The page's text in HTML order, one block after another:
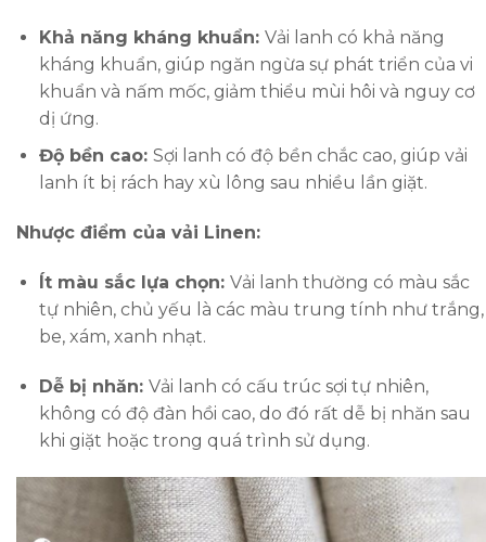
Khả năng kháng khuẩn: Vải lanh có khả năng
kháng khuẩn, giúp ngăn ngừa sự phát triển của vi
khuẩn và nấm mốc, giảm thiểu mùi hôi và nguy cơ
dị ứng.
Độ bền cao: Sợi lanh có độ bền chắc cao, giúp vải
lanh ít bị rách hay xù lông sau nhiều lần giặt.
Nhược điểm của vải Linen:
Ít màu sắc lựa chọn: Vải lanh thường có màu sắc
tự nhiên, chủ yếu là các màu trung tính như trắng,
be, xám, xanh nhạt.
Dễ bị nhăn: Vải lanh có cấu trúc sợi tự nhiên,
không có độ đàn hồi cao, do đó rất dễ bị nhăn sau
khi giặt hoặc trong quá trình sử dụng.